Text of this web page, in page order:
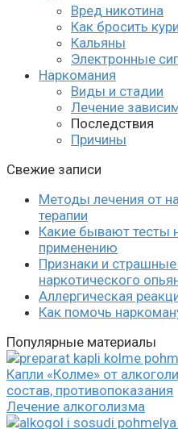
Вред никотина
Как бросить
Кальяны
Электронные
Наркомания
Виды и стадии
Лечение
Последствия
Причины
Свежие записи
Методы лечения от
терапии
Какие бывают тесты
применению
Признаки и
наркотического
Аллергическая
Как помочь
Популярные материалы
Капли «Колме» от
состав, противопоказания
Лечение алкоголизма